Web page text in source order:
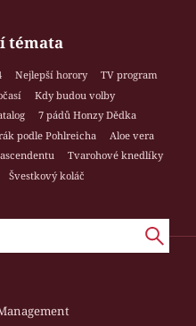
témata
Nejlepší horory
TV program
Kdy budou volby
7 pádů Honzy Dědka
podle Pohlreicha
Aloe vera
Tvarohové knedlíky
Švestkový koláč